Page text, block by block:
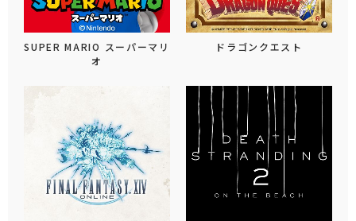
SUPER MARIO スーパーマリ
オ
ドラゴンクエスト